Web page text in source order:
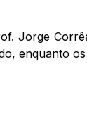
Jorge
enquanto